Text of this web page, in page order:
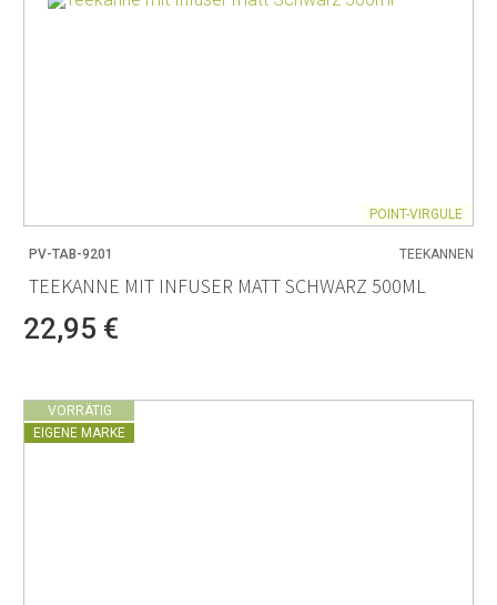
POINT-VIRGULE
PV-TAB-9201 TEEKANNEN
TEEKANNE MIT INFUSER MATT SCHWARZ 500ML
22,95 €
VORRÄTIG
EIGENE MARKE